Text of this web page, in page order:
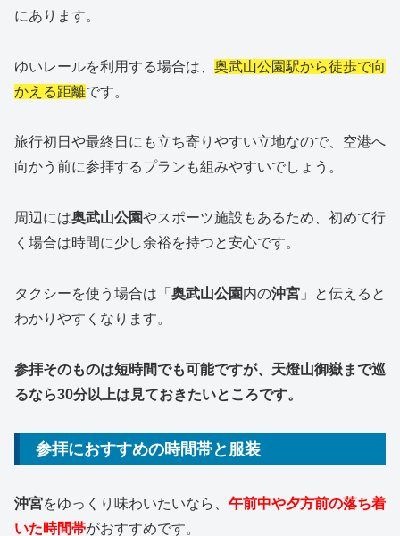
にあります。
ゆいレールを利用する場合は、 奥武山公園駅から徒歩で向
かえる距離です。
旅行初日や最終日にも立ち寄りやすい立地なので、空港へ
向かう前に参拝するプランも組みやすいでしょう。
周辺には奥武山公園やスポーツ施設もあるため、初めて行
く場合は時間に少し余裕を持つと安心です。
タクシーを使う場合は「 奥武山公園内の沖宮 」と伝えると
わかりやすくなります。
参拝そのものは短時間でも可能ですが、天燈山御嶽まで巡
るなら30分以上は見ておきたいところです。
参拝におすすめの時間帯と服装
沖宮をゆっくり味わいたいなら、 午前中や夕方前の落ち着
いた時間帯がおすすめです。